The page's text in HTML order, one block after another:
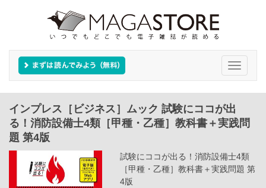
Toggle
インプレス［ビジネス］ムック 試験にココが出
る！消防設備士4類［甲種・乙種］教科書＋実践問
題 第4版
試験にココが出る！消防設備士4類
［甲種・乙種］教科書＋実践問題 第
4版